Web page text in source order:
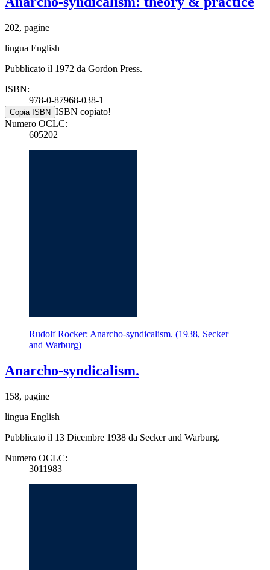
202, pagine
lingua English
Pubblicato il 1972 da Gordon Press.
ISBN:
978-0-87968-038-1
Copia ISBN ISBN copiato!
Numero OCLC:
605202
Rudolf Rocker: Anarcho-syndicalism. (1938, Secker
and Warburg)
Anarcho-syndicalism.
158, pagine
lingua English
Pubblicato il 13 Dicembre 1938 da Secker and Warburg.
Numero OCLC:
3011983